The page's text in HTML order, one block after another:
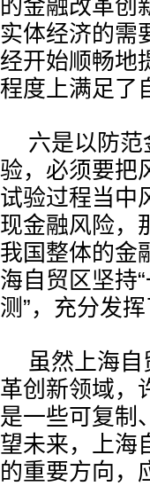
的金融改革创
实体经济的需
经开始顺畅地
程度上满足了
六是以防
验，必须要把
试验过程当中
现金融风险，
我国整体的金
海自贸区坚持
测”，充分发
虽然上海
革创新领域，
是一些可复制
望未来，上海
的重要方向，